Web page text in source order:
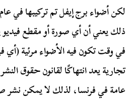
ذلك يعني أن أي صورة أو مقطع
في وقت تكون فيه الأضواء مرئية
تجارية يعد انتهاكًا لقانون حقوق
عامة في فرنسا، لذلك لا يمكن نشر